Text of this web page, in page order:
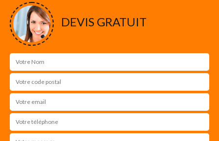
DEVIS GRATUIT